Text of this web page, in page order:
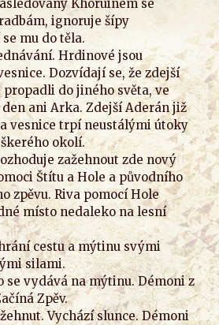
Khóruinem se
ignoruje šípy
mu do těla.
Hrdinové jsou
Dozvídají se, že zdejší
propadli do jiného světa, ve
ani Arka. Zdejší Aderán již
vesnice trpí neustálými útoky
okolí.
zažehnout zde nový
Štítu a Hole a původního
zpěvu. Riva pomocí Hole
místo nedaleko na lesní
cestu a mýtinu svými
silami.
se vydává na mýtinu. Démoni z
Zpěv.
Vychází slunce. Démoni